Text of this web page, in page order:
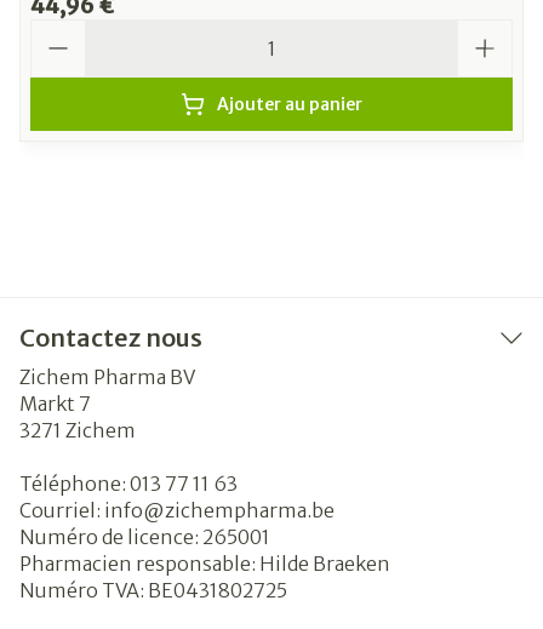
Ajouter au panier
Contactez nous
Zichem Pharma BV
Markt 7
3271 Zichem
Téléphone: 013 77 11 63
Courriel: info@zichempharma.be
Numéro de licence: 265001
Pharmacien responsable: Hilde Braeken
Numéro TVA: BE0431802725